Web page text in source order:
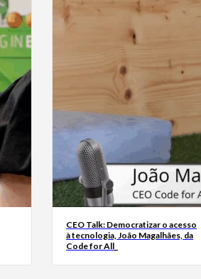
CEO Talk: Democratizar o acesso
à tecnologia, João Magalhães, da
Code for All_